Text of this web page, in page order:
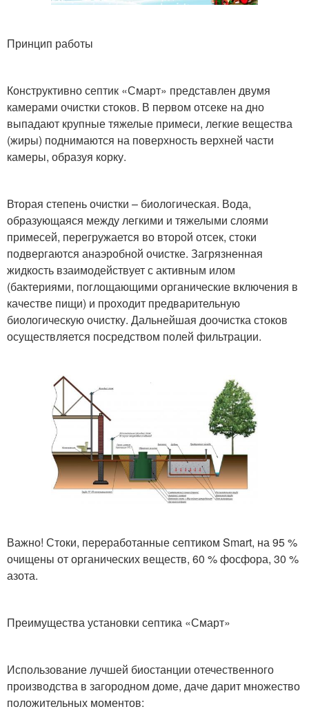
Принцип работы
Конструктивно септик «Смарт» представлен двумя
камерами очистки стоков. В первом отсеке на дно
выпадают крупные тяжелые примеси, легкие вещества
(жиры) поднимаются на поверхность верхней части
камеры, образуя корку.
Вторая степень очистки – биологическая. Вода,
образующаяся между легкими и тяжелыми слоями
примесей, перегружается во второй отсек, стоки
подвергаются анаэробной очистке. Загрязненная
жидкость взаимодействует с активным илом
(бактериями, поглощающими органические включения в
качестве пищи) и проходит предварительную
биологическую очистку. Дальнейшая доочистка стоков
осуществляется посредством полей фильтрации.
Важно! Стоки, переработанные септиком Smart, на 95 %
очищены от органических веществ, 60 % фосфора, 30 %
азота.
Преимущества установки септика «Смарт»
Использование лучшей биостанции отечественного
производства в загородном доме, даче дарит множество
положительных моментов: